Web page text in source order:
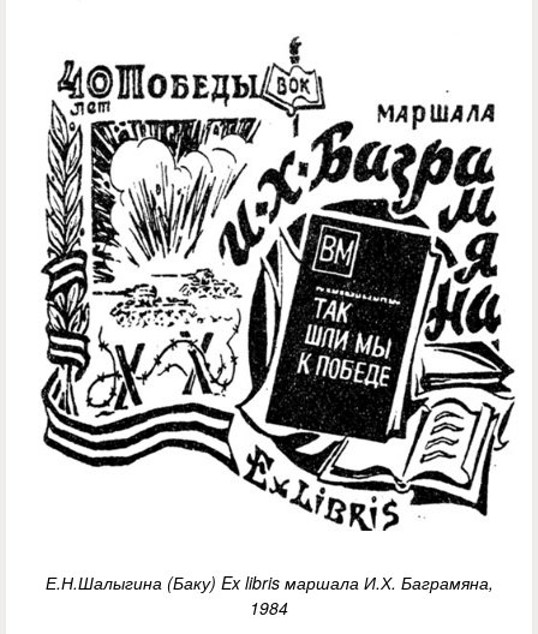
Е.Н.Шалыгина (Баку) Ex libris маршала И.Х. Баграмяна,
1984